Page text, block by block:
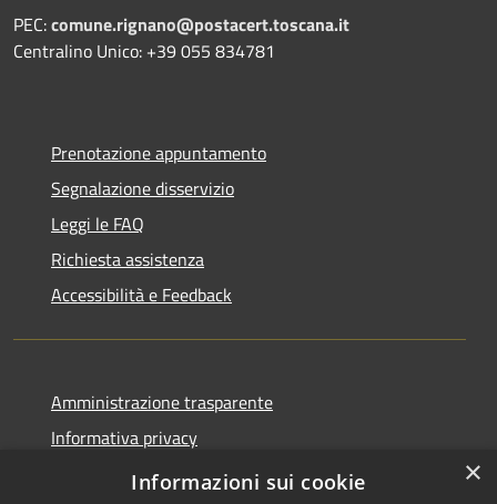
PEC:comune.rignano@postacert.toscana.it
Centralino Unico: +39 055 834781
Prenotazione appuntamento
Segnalazione disservizio
Leggi le FAQ
Richiesta assistenza
Accessibilità e Feedback
Amministrazione trasparente
Informativa privacy
×
Informazioni sui cookie